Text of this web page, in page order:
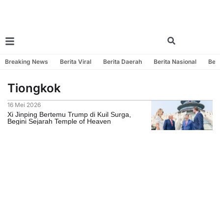
Breaking News Berita Viral Berita Daerah Berita Nasional
Tiongkok
16 Mei 2026
Xi Jinping Bertemu Trump di Kuil Surga,
Begini Sejarah Temple of Heaven